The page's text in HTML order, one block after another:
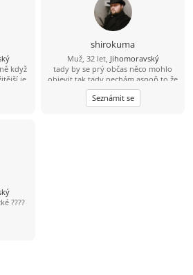
když
je
shirokuma
Muž, 32 let, Jihomoravský
tady by se prý občas něco mohlo
objevit tak tady nechám aspoň to že
jsem divná osoba :D
Seznámit se
????